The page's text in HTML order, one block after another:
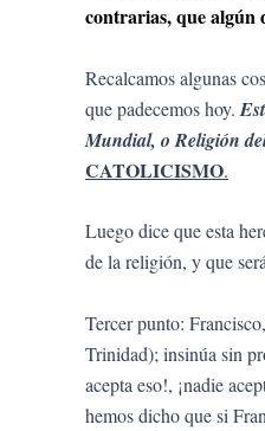
contrarias, que algún
Recalcamos algunas
que padecemos hoy.
Mundial, o Religión
CATOLICISMO.
Luego dice que esta
de la religión, y que
Tercer punto:
Trinidad); insinúa sin
acepta eso!, ¡nadie
hemos dicho que si